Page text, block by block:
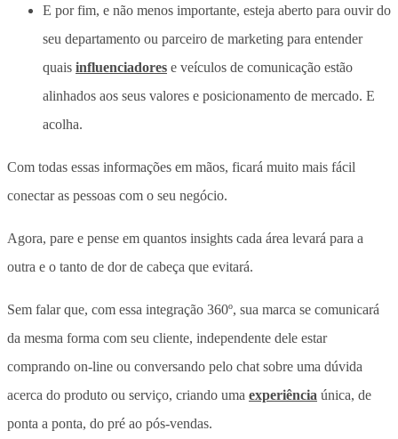
E por fim, e não menos importante, esteja aberto para ouvir do
seu departamento ou parceiro de marketing para entender
quais influenciadores e veículos de comunicação estão
alinhados aos seus valores e posicionamento de mercado. E
acolha.
Com todas essas informações em mãos, ficará muito mais fácil
conectar as pessoas com o seu negócio.
Agora, pare e pense em quantos insights cada área levará para a
outra e o tanto de dor de cabeça que evitará.
Sem falar que, com essa integração 360º, sua marca se comunicará
da mesma forma com seu cliente, independente dele estar
comprando on-line ou conversando pelo chat sobre uma dúvida
acerca do produto ou serviço, criando uma experiência única, de
ponta a ponta, do pré ao pós-vendas.